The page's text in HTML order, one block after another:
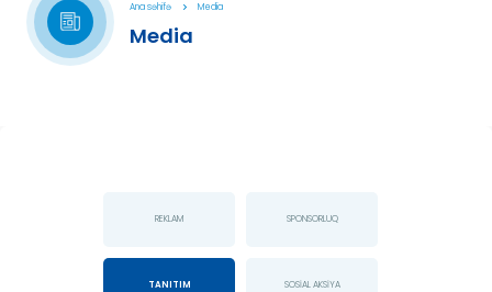
Ana səhifə Media
Media
REKLAM SPONSORLUQ
TANITIM SOSİAL AKSİYA